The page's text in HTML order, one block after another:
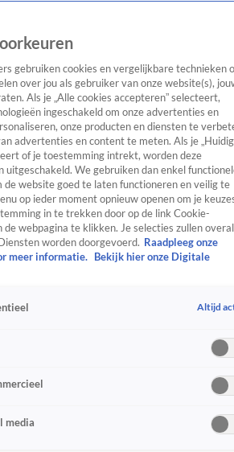
Entertainment TV Algemeen
Tip
SpraakmakendRealityCrimeVideo's
gebruiken cookies en vergelijkbare technieken
over jou als gebruiker van onze website(s),
Als je „Alle cookies accepteren” selecteert,
ingeschakeld om onze advertenties en
onze producten en diensten te
advertenties en content te meten. Als je
of je toestemming intrekt, worden deze
uitgeschakeld. We gebruiken dan enkel
de website goed te laten functioneren en veilig te
op ieder moment opnieuw openen om je
in te trekken door op de link Cookie-
de webpagina te klikken. Je selecties zullen overal
worden doorgevoerd. Raadpleeg onze
meer informatie.
Bekijk hier onze Digitale
Altijd
media